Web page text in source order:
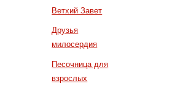
Ветхий Завет
Друзья
милосердия
Песочница для
взрослых